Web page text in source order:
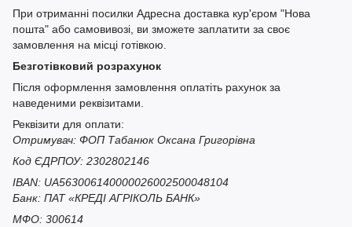
При отриманні посилки Адресна доставка кур'єром "Нова
пошта" або самовивозі, ви зможете заплатити за своє
замовлення на місці готівкою.
Безготівковий розрахунок
Після оформлення замовлення оплатіть рахунок за
наведеними реквізитами.
Реквізити для оплати:
Отримувач: ФОП Табанюк Оксана Григорівна
Код ЄДРПОУ: 2302802146
IBAN: UA563006140000026002500048104
Банк: ПАТ «КРЕДІ АГРІКОЛЬ БАНК»
МФО: 300614